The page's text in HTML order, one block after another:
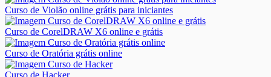
Curso de Violão online grátis para iniciantes
Curso de CorelDRAW X6 online e grátis
Curso de Oratória grátis online
Curso de Hacker